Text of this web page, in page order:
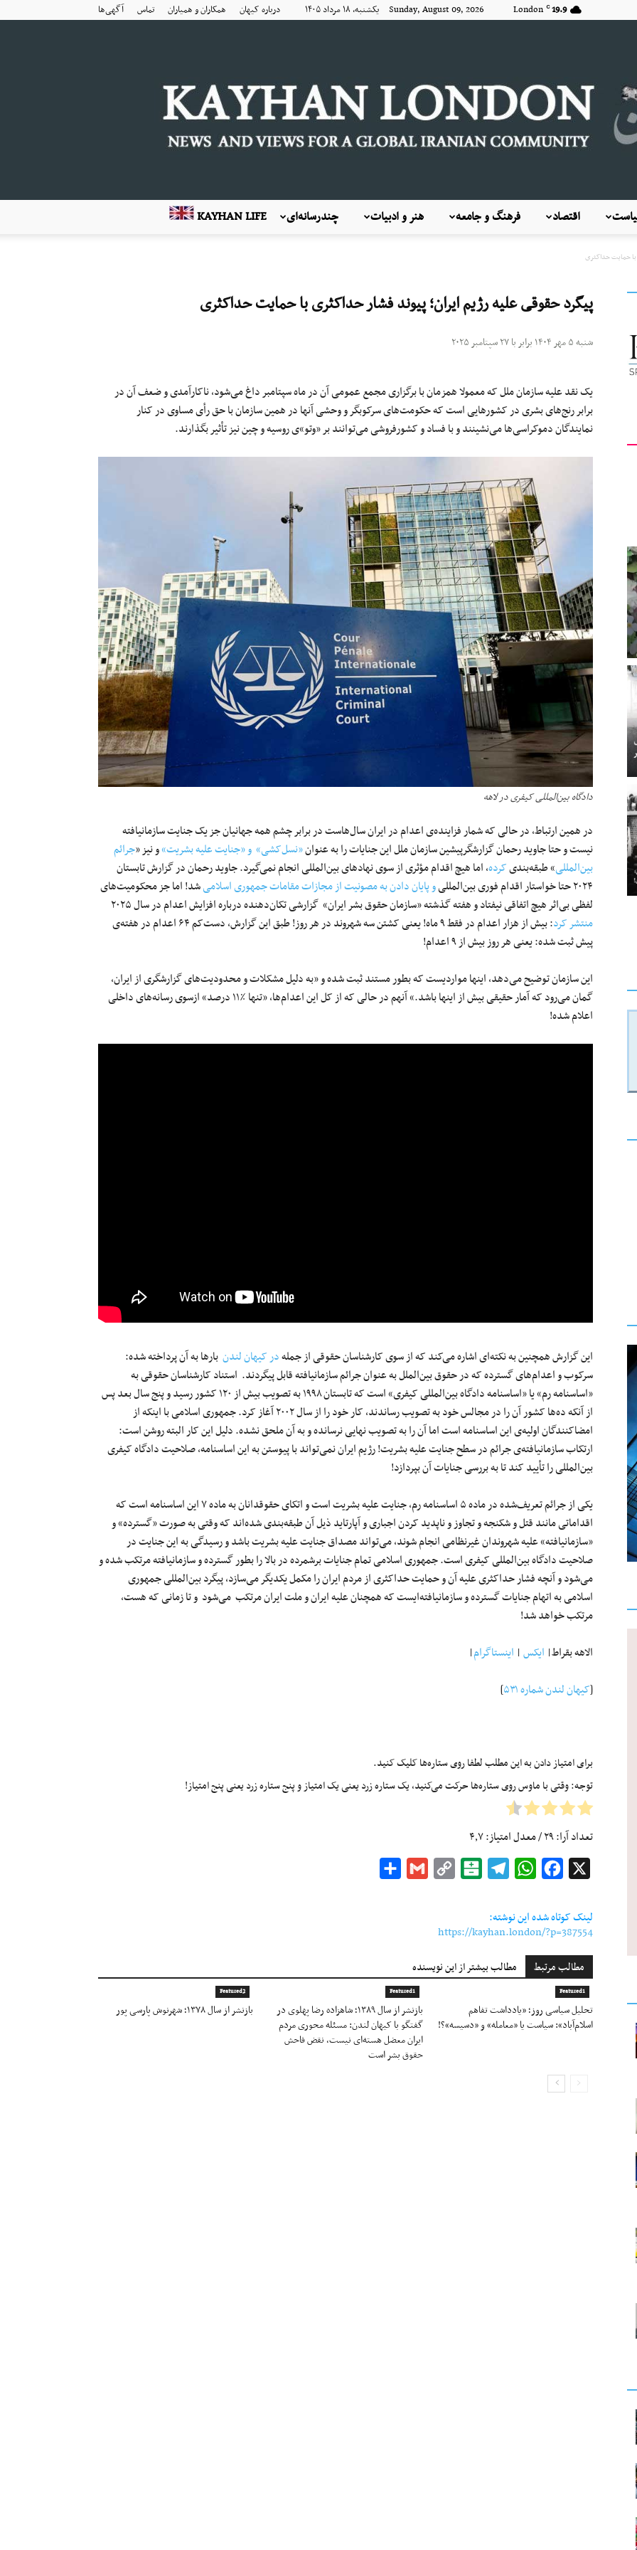
19.9
C
London Sunday, August 09, 2026 یکشنبه, ۱۸ مرداد ۱۴۰۵ درباره کیهان همکاران و همیاران تماس آگهی‌ها
کیهان
لندن
KAYHAN LIFE چندرسانه‌ای هنر و ادبیات فرهنگ و جامعه اقتصاد
با حمایت حداکثری
پیگرد حقوقی علیه رژیم ایران؛ پیوند فشار حداکثری با حمایت حداکثری
شنبه ۵ مهر ۱۴۰۴ برابر با ۲۷ سپتامبر ۲۰۲۵
یک نقد علیه سازمان ملل که معمولا همزمان با برگزاری مجمع عمومی آن در ماه سپتامبر داغ می‌شود، ناکارآمدی و ضعف آن در
برابر رنج‌های بشری در کشورهایی است که حکومت‌های سرکوبگر و وحشی آنها در همین سازمان با حق رأی مساوی در کنار
نمایندگان دموکراسی‌ها می‌نشینند و با فساد و کشور‌فروشی می‌توانند بر «وتو»ی روسیه و چین نیز تأثیر بگذارند.
دادگاه بین‌المللی کیفری در لاهه
در همین ارتباط، در حالی که شمار فزاینده‌ی اعدام در ایران سال‌هاست در برابر چشم همه جهانیان جز یک جنایت سازمانیافته
نیست و حتا جاوید رحمان گزارشگرپیشین سازمان ملل این جنایات را به عنوان«نسل‌کشی» و «جنایت علیه بشریت»و نیز «جرائم
بین‌المللی» طبقه‌بندیکرده‌، اما هیچ اقدام مؤثری از سوی نهادهای بین‌المللی انجام نمی‌گیرد. جاوید رحمان در گزارش تابستان
۲۰۲۴ حتا خواستار اقدام فوری بین‌المللی
و پایان دادن به مصونیت از مجازات مقامات جمهوری اسلامیشد! اما جز محکومیت‌های
لفظی بی‌اثر هیچ اتفاقی نیفتاد و هفته گذشته «سازمان حقوق بشر ایران» گزارشی تکان‌دهنده‌ درباره افزایش اعدام در سال ۲۰۲۵
منتشر کرد
: بیش از هزار اعدام در فقط ۹ ماه! یعنی کشتن سه شهروند در هر روز! طبق این گزارش، دست‌کم ۶۴ اعدام در هفته‌ی
پیش ثبت شده: یعنی هر روز بیش از ۹ اعدام!
این سازمان توضیح می‌دهد، اینها مواردیست که بطور مستند ثبت شده و «به دلیل مشکلات و محدودیت‌های گزارشگری از ایران،
گمان می‌رود که آمار حقیقی بیش از اینها باشد.» آنهم در حالی که از کل این اعدام‌ها، «تنها ٪۱۱ درصد» ازسوی رسانه‌های داخلی
اعلام شده!
این گزارش همچنین به نکته‌ای اشاره می‌کند که از سوی کارشناسان حقوقی از جملهدر کیهان لندن بارها به آن پرداخته شده:
سرکوب و اعدام‌های گسترده‌ که در حقوق بین‌الملل به عنوان جرائم سازمانیافته قابل پیگردند. استناد کارشناسان حقوقی به
«اساسنامه رم» یا «اساسنامه دادگاه بین‌المللی کیفری» است که تابستان ۱۹۹۸ به تصویب بیش از ۱۲۰ کشور رسید و پنج سال بعد پس
از آنکه ده‌ها کشور آن را در مجالس خود به تصویب رساندند، کار خود را از سال ۲۰۰۲ آغاز کرد. جمهوری اسلامی با اینکه از
امضاکنندگان اولیه‌ی این اساسنامه است اما آن را به تصویب نهایی نرسانده و به آن ملحق نشده. دلیل این کار البته روشن است:
ارتکاب سازمانیافته‌ی جرائم در سطح جنایت علیه بشریت! رژیم ایران نمی‌تواند با پیوستن به این اساسنامه، صلاحیت دادگاه کیفری
بین‌المللی را تأیید کند تا به بررسی جنایات آن بپردازد!
یکی از جرائم تعریف‌شده در ماده ۵ اساسنامه رم، جنایت علیه بشریت است و اتکای حقوقدانان به ماده ۷ این اساسنامه است که
اقداماتی مانند قتل و شکنجه و تجاوز و ناپدید کردن اجباری و آپارتاید ذیل آن طبقه‌بندی شده‌اند که وقتی به صورت «گسترده» و
«سازمانیافته» علیه شهروندان غیرنظامی انجام شوند، می‌تواند مصداق جنایت علیه بشریت باشد و رسیدگی به این جنایت در
صلاحیت دادگاه بین‌المللی کیفری است. جمهوری اسلامی تمام جنایات برشمرده در بالا را بطور گسترده و سازمانیافته مرتکب شده و
می‌شود و آنچه فشار حداکثری علیه آن و حمایت حداکثری از مردم ایران را مکمل یکدیگر می‌سازد، پیگرد بین‌المللی جمهوری
اسلامی به اتهام جنایات گسترده و سازمانیافته‌ایست که همچنان علیه ایران و ملت ایران مرتکب می‌شود و تا زمانی که هست،
مرتکب خواهد شد!
الاهه بقراط| ایکس | اینستاگرام|
[کیهان لندن شماره ۵۳۱ ]
برای امتیاز دادن به این مطلب لطفا روی ستاره‌ها کلیک کنید.
توجه: وقتی با ماوس روی ستاره‌ها حرکت می‌کنید، یک ستاره زرد یعنی یک امتیاز و پنج ستاره زرد یعنی پنج امتیاز!
تعداد آرا:۲۹/ معدل امتیاز:۴٫۷
Facebook
WhatsApp
Telegram
Balatarin
Copy
Gmail
لینک کوتاه شده این نوشته:
https://kayhan.london/?p=387554
مطالب مرتبط مطالب بیشتر از این نویسنده
Featured2
بازنشر از سال ۱۳۷۸؛ شهرنوش پارسی پور
Featured1
بازنشر از سال ۱۳۸۹؛ شاهزاده رضا پهلوی در
گفتگو با کیهان لندن: مسئله محوری مردم
ایران معضل هسته‌ای نیست، نقض فاحش
حقوق بشر است
Featured1
تحلیل سیاسی روز؛ «یادداشت تفاهم
اسلام‌آباد»: سیاست یا «معامله» و «دسیسه»؟!